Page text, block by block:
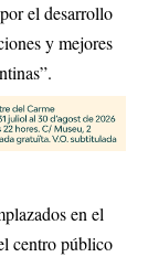
el desarrollo
y mejores
en el
centro público